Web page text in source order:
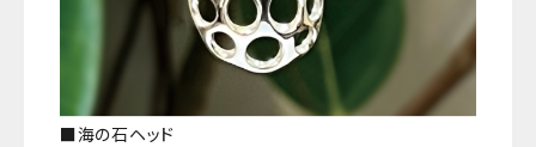
■海の石ヘッド